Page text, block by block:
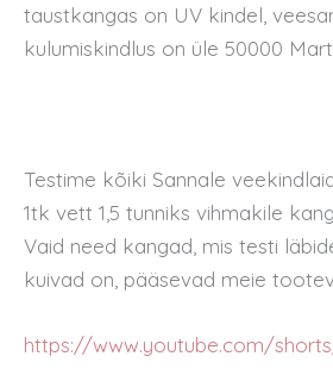
taustkangas on UV kindel,
kulumiskindlus on üle 50000
Testime kõiki Sannale
1tk vett 1,5 tunniks vihmakile
Vaid need kangad, mis testi
kuivad on, pääsevad meie
https://www.youtube.com/